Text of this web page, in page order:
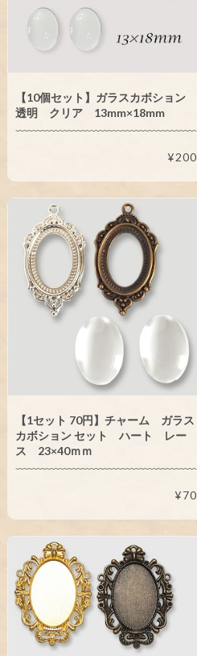
【10個セット】ガラスカボション
透明 クリア 13mm×18mm
¥200
【1セット 70円】チャーム ガラス
カボション セット ハート レー
ス 23×40ｍｍ
¥70